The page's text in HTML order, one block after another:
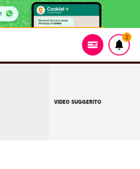
2
VIDEO SUGGERITO